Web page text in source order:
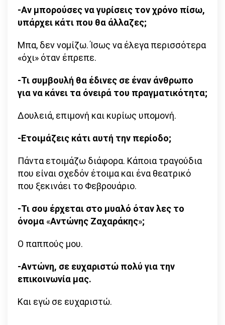
-Αν μπορούσες να γυρίσεις τον χρόνο πίσω,
υπάρχει κάτι που θα άλλαζες;
Μπα, δεν νομίζω. Ίσως να έλεγα περισσότερα
«όχι» όταν έπρεπε.
-Τι συμβουλή θα έδινες σε έναν άνθρωπο
για να κάνει τα όνειρά του πραγματικότητα;
Δουλειά, επιμονή και κυρίως υπομονή.
-Ετοιμάζεις κάτι αυτή την περίοδο;
Πάντα ετοιμάζω διάφορα. Κάποια τραγούδια
που είναι σχεδόν έτοιμα και ένα θεατρικό
που ξεκινάει το Φεβρουάριο.
-Τι σου έρχεται στο μυαλό όταν λες το
όνομα «Αντώνης Ζαχαράκης»;
Ο παππούς μου.
-Αντώνη, σε ευχαριστώ πολύ για την
επικοινωνία μας.
Και εγώ σε ευχαριστώ.